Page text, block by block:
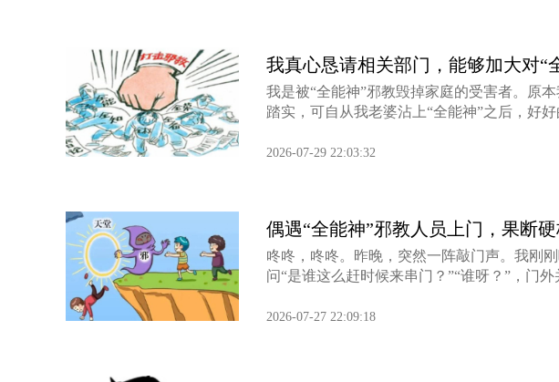
我真心恳请相关部门，能够加大对“
我是被“全能神”邪教毁掉家庭的受害者。原
踏实，可自从我老婆沾上“全能神”之后，好好
2026-07-29 22:03:32
偶遇“全能神”邪教人员上门，果断
咚咚，咚咚。昨晚，突然一阵敲门声。我刚
问“是谁这么赶时候来串门？”“谁呀？”，门
2026-07-27 22:09:18